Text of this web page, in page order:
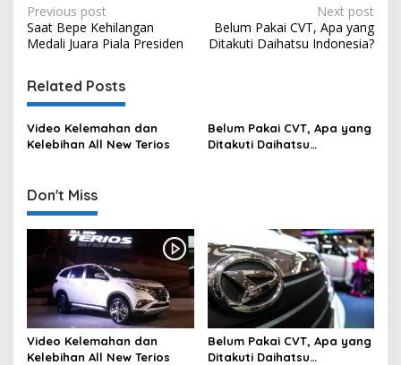
P
o
t
n
a
i
g
t
i
o
n
Previous post
Saat Bepe Kehilangan
Medali Juara Piala Presiden
Next post
Belum Pakai CVT, Apa yang
Ditakuti Daihatsu Indonesia?
Related Posts
Video Kelemahan dan
Kelebihan All New Terios
Belum Pakai CVT, Apa yang
Ditakuti Daihatsu
Don't Miss
Video Kelemahan dan
Kelebihan All New Terios
Belum Pakai CVT, Apa yang
Ditakuti Daihatsu